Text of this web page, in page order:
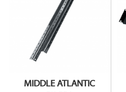
MIDDLE ATLANTIC
Pour racks RK-4 et BRK-4
Vendu par paire